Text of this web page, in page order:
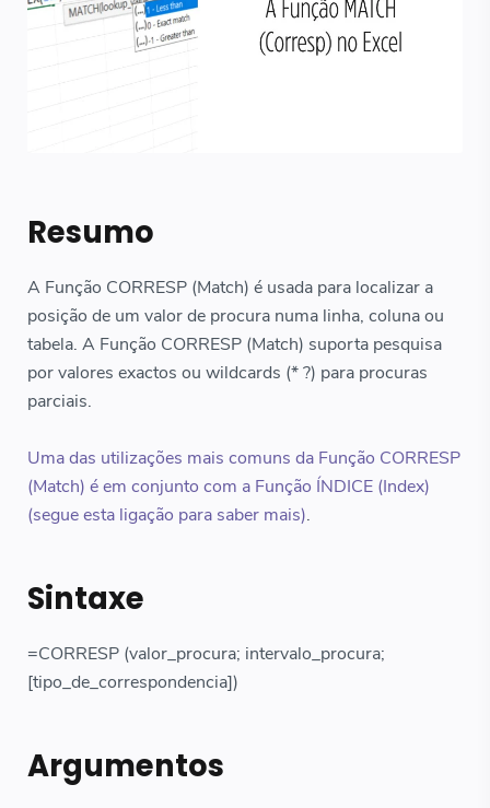
Resumo
A Função CORRESP (Match) é usada para localizar a
posição de um valor de procura numa linha, coluna ou
tabela. A Função CORRESP (Match) suporta pesquisa
por valores exactos ou wildcards (* ?) para procuras
parciais.
Uma das utilizações mais comuns da Função CORRESP
(Match) é em conjunto com a Função ÍNDICE (Index)
(segue esta ligação para saber mais).
Sintaxe
=CORRESP (valor_procura; intervalo_procura;
[tipo_de_correspondencia])
Argumentos